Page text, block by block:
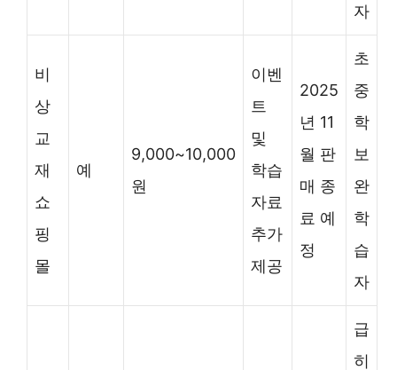
자
비
상
교
재
쇼
핑
몰
예
9,000~10,000
원
이벤
트
및
학습
자료
추가
제공
2025
년 11
월 판
매 종
료 예
정
초
중
학
보
완
학
습
자
급
히